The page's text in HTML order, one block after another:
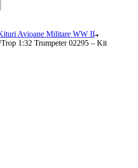
Avioane Militare WW II
1:32 Trumpeter 02295 – Kit